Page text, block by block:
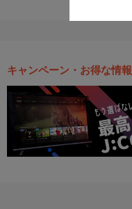
キャンペーン・お得な情報